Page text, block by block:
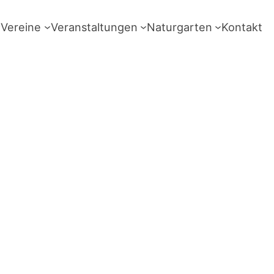
Vereine Veranstaltungen Naturgarten Kontakt